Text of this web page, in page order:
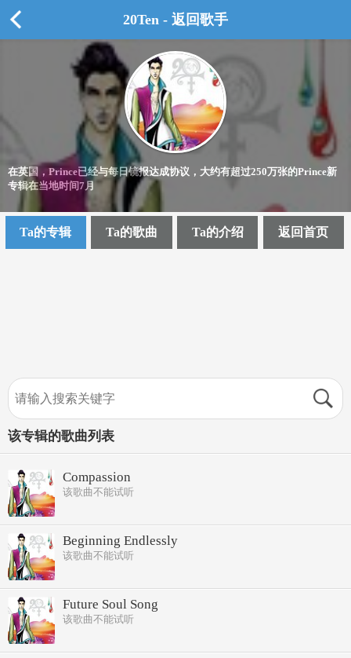
20Ten - 返回歌手
在英国，Prince已经与每日镜报达成协议，大约有超过250万张的Prince新
专辑在当地时间7月
Ta的专辑 Ta的歌曲 Ta的介绍 返回首页
该专辑的歌曲列表
Compassion
该歌曲不能试听
Beginning Endlessly
该歌曲不能试听
Future Soul Song
该歌曲不能试听